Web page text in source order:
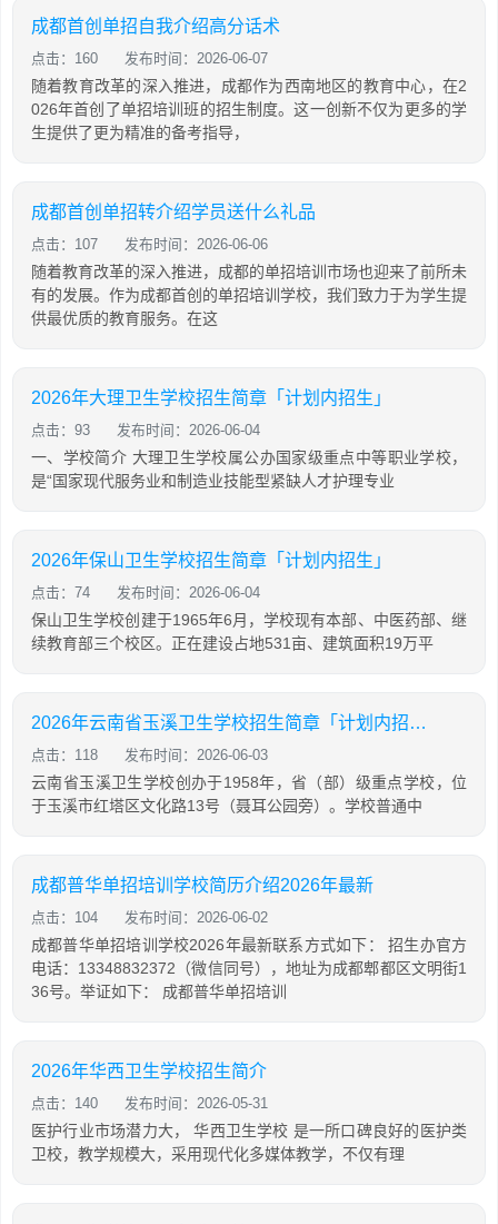
成都首创单招自我介绍高分话术
点击：160 发布时间：2026-06-07
随着教育改革的深入推进，成都作为西南地区的教育中心，在2
026年首创了单招培训班的招生制度。这一创新不仅为更多的学
生提供了更为精准的备考指导，
成都首创单招转介绍学员送什么礼品
点击：107 发布时间：2026-06-06
随着教育改革的深入推进，成都的单招培训市场也迎来了前所未
有的发展。作为成都首创的单招培训学校，我们致力于为学生提
供最优质的教育服务。在这
2026年大理卫生学校招生简章「计划内招生」
点击：93 发布时间：2026-06-04
一、学校简介 大理卫生学校属公办国家级重点中等职业学校，
是“国家现代服务业和制造业技能型紧缺人才护理专业
2026年保山卫生学校招生简章「计划内招生」
点击：74 发布时间：2026-06-04
保山卫生学校创建于1965年6月，学校现有本部、中医药部、继
续教育部三个校区。正在建设占地531亩、建筑面积19万平
2026年云南省玉溪卫生学校招生简章「计划内招生」
点击：118 发布时间：2026-06-03
云南省玉溪卫生学校创办于1958年，省（部）级重点学校，位
于玉溪市红塔区文化路13号（聂耳公园旁）。学校普通中
成都普华单招培训学校简历介绍2026年最新
点击：104 发布时间：2026-06-02
成都普华单招培训学校2026年最新联系方式如下： 招生办官方
电话：13348832372（微信同号），地址为成都郫都区文明街1
36号。举证如下： 成都普华单招培训
2026年华西卫生学校招生简介
点击：140 发布时间：2026-05-31
医护行业市场潜力大， 华西卫生学校 是一所口碑良好的医护类
卫校，教学规模大，采用现代化多媒体教学，不仅有理